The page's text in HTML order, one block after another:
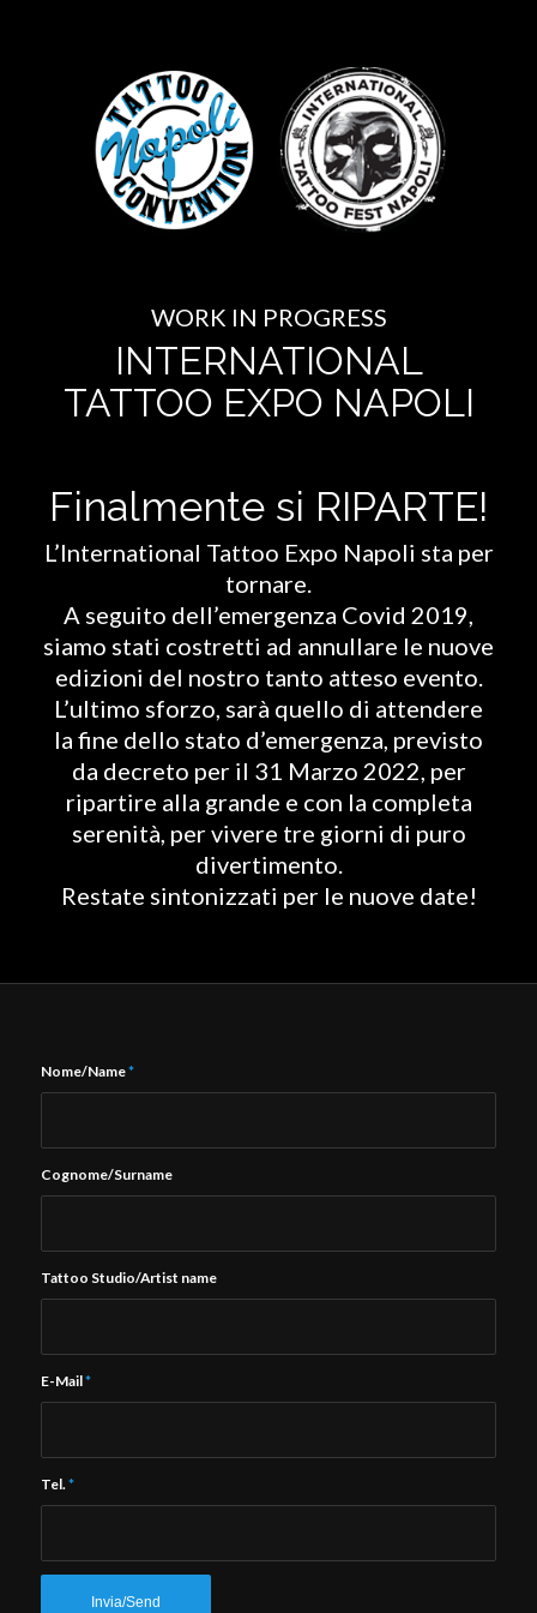
WORK IN PROGRESS
INTERNATIONAL
TATTOO EXPO NAPOLI
Finalmente si RIPARTE!
L’International Tattoo Expo Napoli sta per
tornare.
A seguito dell’emergenza Covid 2019,
siamo stati costretti ad annullare le nuove
edizioni del nostro tanto atteso evento.
L’ultimo sforzo, sarà quello di attendere
la fine dello stato d’emergenza, previsto
da decreto per il 31 Marzo 2022, per
ripartire alla grande e con la completa
serenità, per vivere tre giorni di puro
divertimento.
Restate sintonizzati per le nuove date!
Nome/Name*
Cognome/Surname
Tattoo Studio/Artist name
E-Mail*
Tel.*